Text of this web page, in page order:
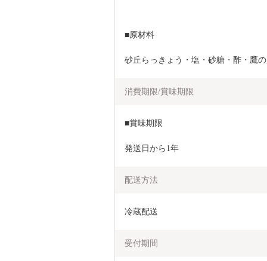
■原材料
砂丘らっきょう・塩・砂糖・酢・鷹
消費期限/賞味期限
■賞味期限
発送日から1年
配送方法
冷蔵配送
受付期間